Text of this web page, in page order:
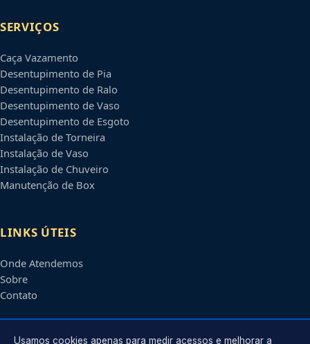
SERVIÇOS
Caça Vazamento
Desentupimento de Pia
Desentupimento de Ralo
Desentupimento de Vaso
Desentupimento de Esgoto
Instalação de Torneira
Instalação de Vaso
Instalação de Chuveiro
Manutenção de Box
LINKS ÚTEIS
Onde Atendemos
Sobre
Contato
Usamos cookies apenas para medir acessos e melhorar a